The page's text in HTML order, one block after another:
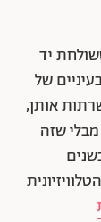
יד
של
אותן,
מבלי שזה